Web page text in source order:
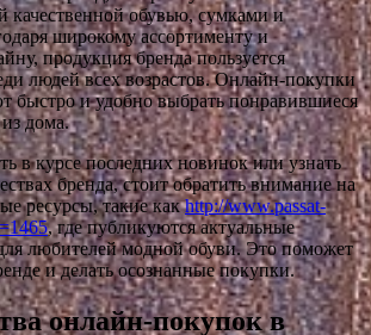
качественной обувью, сумками и
широкому ассортименту и
продукция бренда пользуется
людей всех возрастов. Онлайн-покупки
быстро и удобно выбрать понравившиеся
дома.
в курсе последних новинок или узнать
бренда, стоит обратить внимание на
ресурсы, такие какhttp://www.passat-
, где публикуются актуальные
любителей модной обуви. Это поможет
и делать осознанные покупки.
онлайн-покупок в